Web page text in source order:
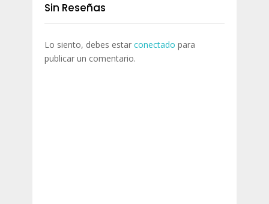
Sin Reseñas
Lo siento, debes estar conectado para
publicar un comentario.